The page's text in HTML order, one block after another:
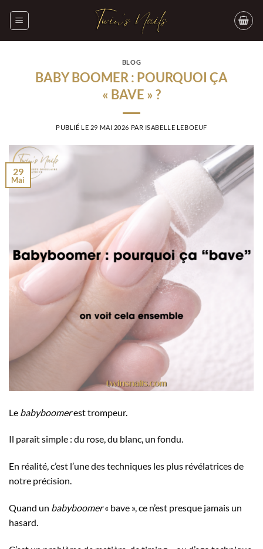
BLOG
BABY BOOMER : POURQUOI ÇA
« BAVE » ?
PUBLIÉ LE 29 MAI 2026 PAR ISABELLE LEBOEUF
29
Mai
Le babyboomerest trompeur.
Il paraît simple : du rose, du blanc, un fondu.
En réalité, c’est l’une des techniques les plus révélatrices de
notre précision.
Quand un babyboomer« bave », ce n’est presque jamais un
hasard.